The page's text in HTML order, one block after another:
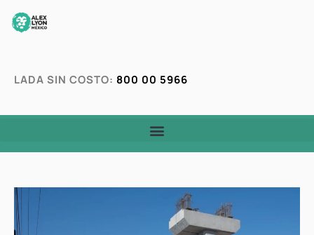
LADA SIN COSTO: 800 00 5966